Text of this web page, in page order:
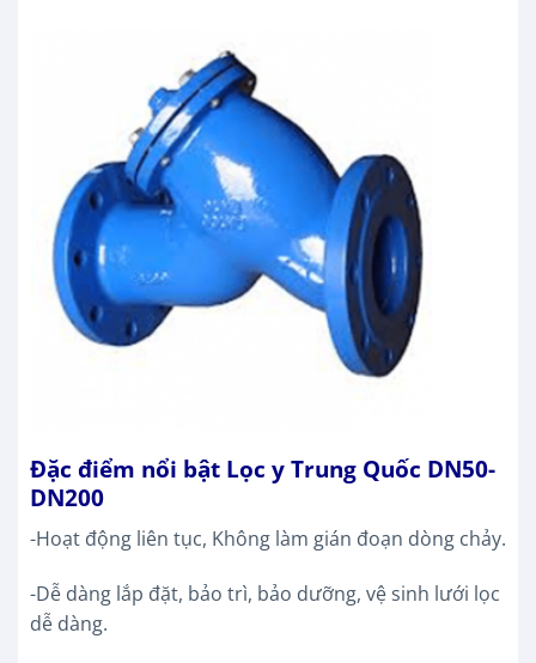
Đặc điểm nổi bật Lọc y Trung Quốc DN50-
DN200
-Hoạt động liên tục, Không làm gián đoạn dòng chảy.
-Dễ dàng lắp đặt, bảo trì, bảo dưỡng, vệ sinh lưới lọc
dễ dàng.